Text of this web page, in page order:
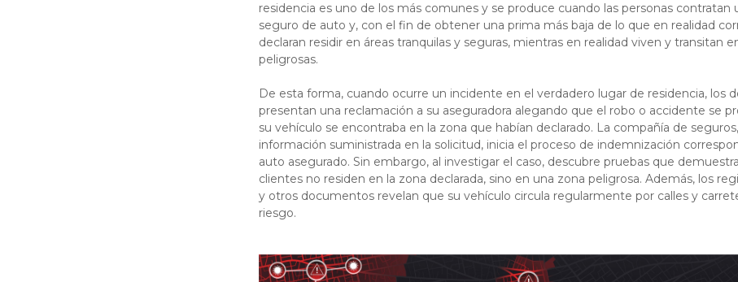
residencia es uno de los más comunes y se produce cuando las personas contratan
seguro de auto y, con el fin de obtener una prima más baja de lo que en realidad
declaran residir en áreas tranquilas y seguras, mientras en realidad viven y transitan
peligrosas.
De esta forma, cuando ocurre un incidente en el verdadero lugar de residencia, los
presentan una reclamación a su aseguradora alegando que el robo o accidente se
su vehículo se encontraba en la zona que habían declarado. La compañía de
información suministrada en la solicitud, inicia el proceso de indemnización
auto asegurado. Sin embargo, al investigar el caso, descubre pruebas que
clientes no residen en la zona declarada, sino en una zona peligrosa. Además, los
y otros documentos revelan que su vehículo circula regularmente por calles y
riesgo.